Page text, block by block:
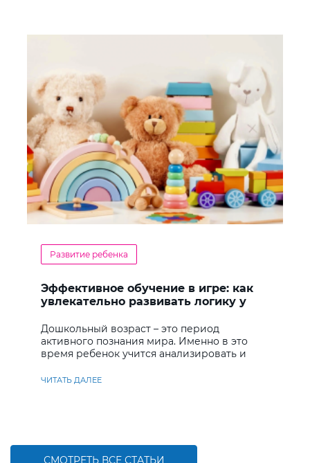
Развитие ребенка
Эффективное обучение в игре: как
увлекательно развивать логику у
Дошкольный возраст – это период
активного познания мира. Именно в это
время ребенок учится анализировать и
ЧИТАТЬ ДАЛЕЕ